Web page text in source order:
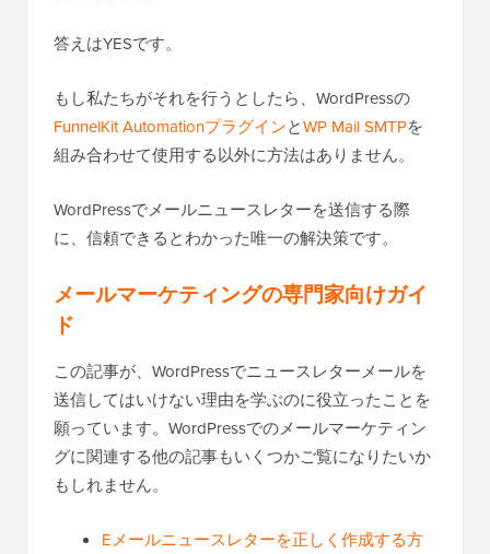
答えはYESです。
もし私たちがそれを行うとしたら、WordPressの
FunnelKit AutomationプラグインとWP Mail SMTPを
組み合わせて使用する以外に方法はありません。
WordPressでメールニュースレターを送信する際
に、信頼できるとわかった唯一の解決策です。
メールマーケティングの専門家向けガイ
ド
この記事が、WordPressでニュースレターメールを
送信してはいけない理由を学ぶのに役立ったことを
願っています。WordPressでのメールマーケティン
グに関連する他の記事もいくつかご覧になりたいか
もしれません。
Eメールニュースレターを正しく作成する方